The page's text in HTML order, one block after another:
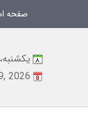
صفحه
یکشنبه، ۱۸ مرداد ۱۴۰۵
2026